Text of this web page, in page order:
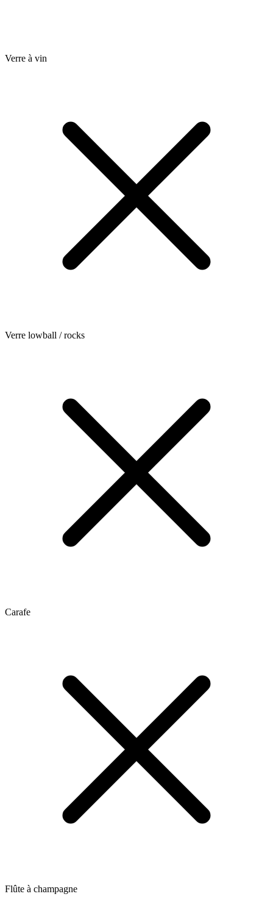
Verre à vin
Verre lowball / rocks
Carafe
Flûte à champagne